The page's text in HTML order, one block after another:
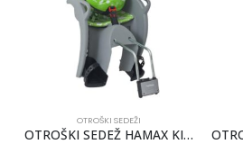
OTROŠKI SEDEŽI
OTROŠKI SEDEŽ HAMAX KISS S ČELADO SIV/ZELEN